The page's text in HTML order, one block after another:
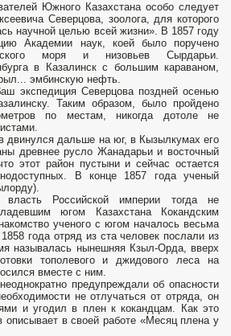
Южного Казахстана особо следует
Северцова, зоолога, для которого
научной целью всей жизни». В 1857 году
Академии наук, коей было поручено
моря и низовьев Сырдарьи.
в Казалинск с большим караваном,
эмбинскую нефть.
экспедиция Северцова поздней осенью
Таким образом, было пройдено
по местам, никогда дотоле не
двинулся дальше на юг, в Кызылкумах его
древнее русло Жанадарьи и восточный
этот район пустыни и сейчас остается
В конце 1857 года ученый
Российской империи тогда не
югом Казахстана Кокандским
ученого с югом началось весьма
года отряд из ста человек послали из
называлась нынешняя Кзыл-Орда, вверх
тополевого и джидового леса на
вместе с ним.
предупреждали об опасности
не отлучаться от отряда, он
и угодил в плен к кокандцам. Как это
в своей работе «Месяц плена у